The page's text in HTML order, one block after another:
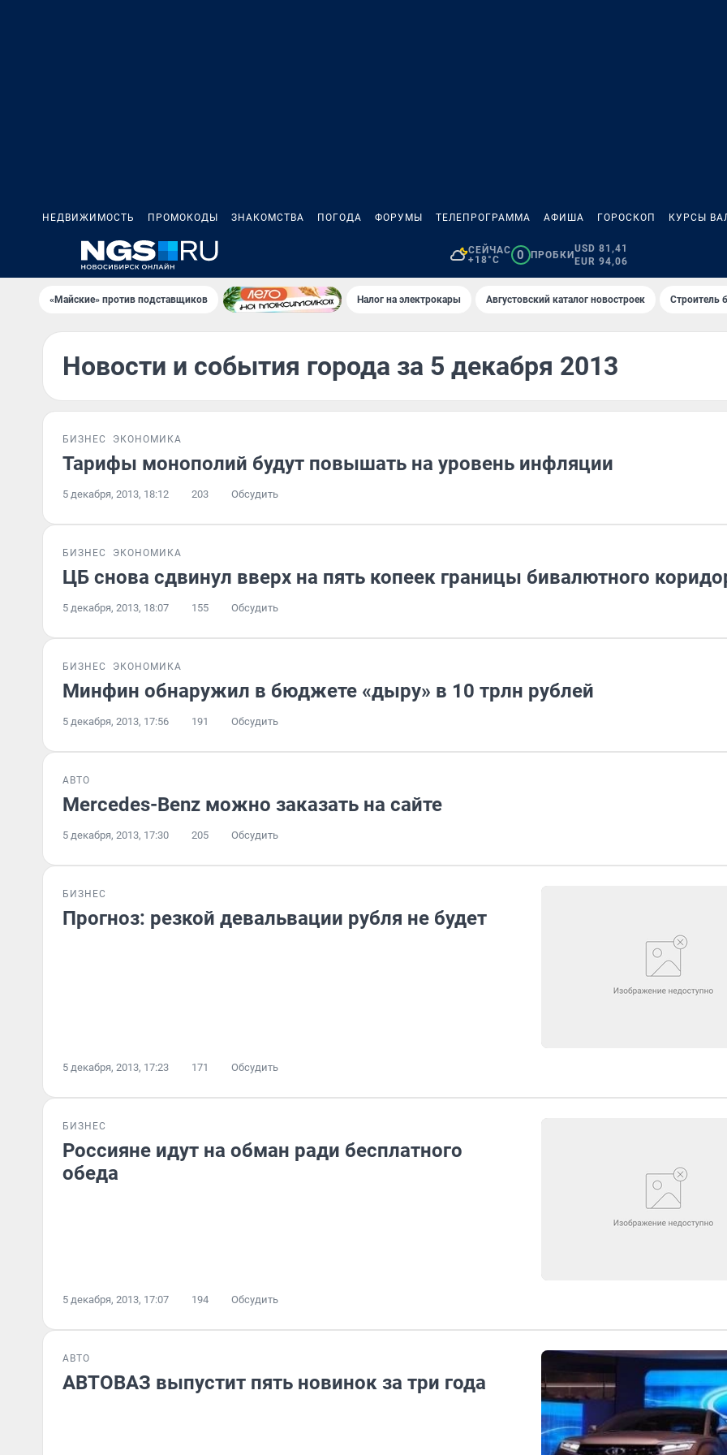
НЕДВИЖИМОСТЬ ПРОМОКОДЫ ЗНАКОМСТВА ПОГОДА ФОРУМЫ ТЕЛЕПРОГРАММА АФИША ГОРОСКОП КУРСЫ
СЕЙЧАС
+18°C
0 ПРОБКИ
USD 81,41
EUR 94,06
«Майские» против подставщиков Налог на электрокары Августовский каталог новостроек Строитель
Новости и события города за 5 декабря 2013
БИЗНЕС ЭКОНОМИКА
Тарифы монополий будут повышать на уровень инфляции
5 декабря, 2013, 18:12 203 Обсудить
БИЗНЕС ЭКОНОМИКА
ЦБ снова сдвинул вверх на пять копеек границы бивалютного
5 декабря, 2013, 18:07 155 Обсудить
БИЗНЕС ЭКОНОМИКА
Минфин обнаружил в бюджете «дыру» в 10 трлн рублей
5 декабря, 2013, 17:56 191 Обсудить
АВТО
Mercedes-Benz можно заказать на сайте
5 декабря, 2013, 17:30 205 Обсудить
БИЗНЕС
Прогноз: резкой девальвации рубля не будет
5 декабря, 2013, 17:23 171 Обсудить
БИЗНЕС
Россияне идут на обман ради бесплатного
обеда
5 декабря, 2013, 17:07 194 Обсудить
АВТО
АВТОВАЗ выпустит пять новинок за три года